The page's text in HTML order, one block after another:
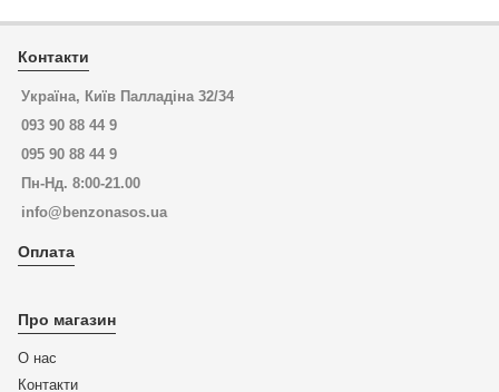
Контакти
Україна, Київ Палладіна 32/34
093 90 88 44 9
095 90 88 44 9
Пн-Нд. 8:00-21.00
info@benzonasos.ua
Оплата
Про магазин
О нас
Контакти